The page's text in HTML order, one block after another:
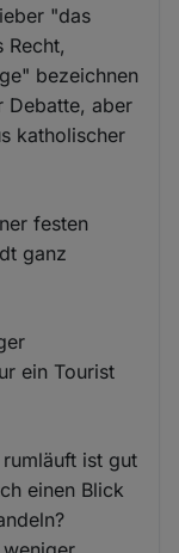
"das
Recht,
bezeichnen
Debatte, aber
katholischer
festen
ganz
ein Tourist
ist gut
einen Blick